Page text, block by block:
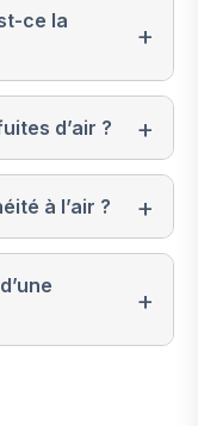
ce la
d’air ?
à l’air ?